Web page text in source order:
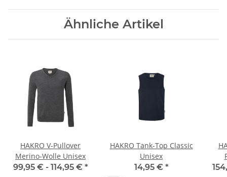
Ähnliche Artikel
HAKRO V-Pullover
Merino-Wolle Unisex
99,95 € - 114,95 € *
HAKRO Tank-Top Classic
Unisex
14,95 € *